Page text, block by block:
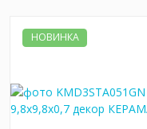
НОВИНКА